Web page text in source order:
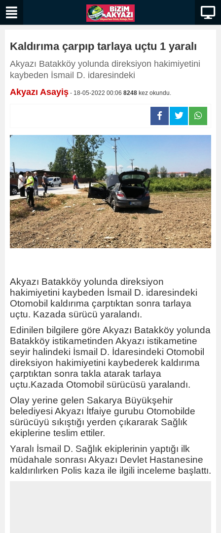
Kaldırıma çarpıp tarlaya uçtu 1 yaralı
Akyazı Batakköy yolunda direksiyon hakimiyetini
kaybeden İsmail D. idaresindeki
Akyazı Asayiş - 18-05-2022 00:06 8248 kez okundu.
Akyazı Batakköy yolunda direksiyon
hakimiyetini kaybeden İsmail D. idaresindeki
Otomobil kaldırıma çarptıktan sonra tarlaya
uçtu. Kazada sürücü yaralandı.
Edinilen bilgilere göre Akyazı Batakköy yolunda
Batakköy istikametinden Akyazı istikametine
seyir halindeki İsmail D. İdaresindeki Otomobil
direksiyon hakimiyetini kaybederek kaldırıma
çarptıktan sonra takla atarak tarlaya
uçtu.Kazada Otomobil sürücüsü yaralandı.
Olay yerine gelen Sakarya Büyükşehir
belediyesi Akyazı İtfaiye gurubu Otomobilde
sürücüyü sıkıştığı yerden çıkararak Sağlık
ekiplerine teslim ettiler.
Yaralı İsmail D. Sağlık ekiplerinin yaptığı ilk
müdahale sonrası Akyazı Devlet Hastanesine
kaldırılırken Polis kaza ile ilgili inceleme başlattı.